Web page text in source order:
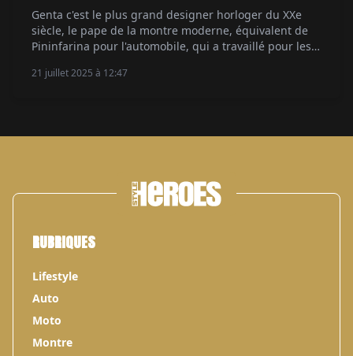
Genta c'est le plus grand designer horloger du XXe
siècle, le pape de la montre moderne, équivalent de
Pininfarina pour l'automobile, qui a travaillé pour les
lui. Depuis 25 ans, sa marque Gerald Charles
21 juillet 2025 à 12:47
RUBRIQUES
Lifestyle
Auto
Moto
Montre